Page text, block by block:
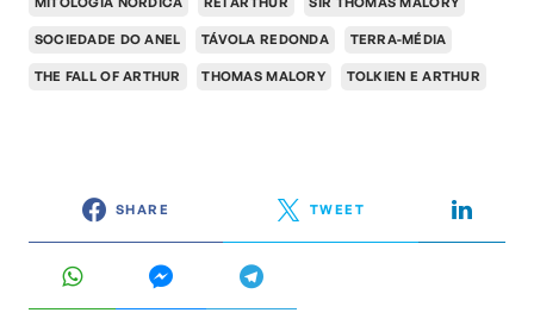
SOCIEDADE DO ANEL TÁVOLA REDONDA TERRA-MÉDIA
THE FALL OF ARTHUR THOMAS MALORY TOLKIEN E ARTHUR
SHARE TWEET